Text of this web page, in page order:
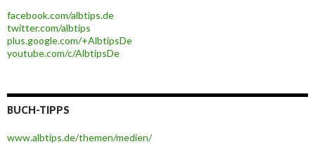
facebook.com/albtips.de
twitter.com/albtips
plus.google.com/+AlbtipsDe
youtube.com/c/AlbtipsDe
BUCH-TIPPS
www.albtips.de/themen/medien/